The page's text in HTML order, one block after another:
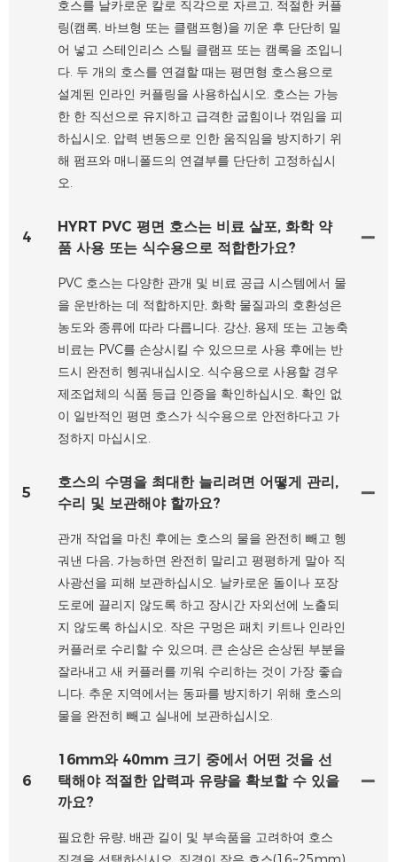
호스를 날카로운 칼로 직각으로 자르고, 적절한 커플
링(캠록, 바브형 또는 클램프형)을 끼운 후 단단히 밀
어 넣고 스테인리스 스틸 클램프 또는 캠록을 조입니
다. 두 개의 호스를 연결할 때는 평면형 호스용으로
설계된 인라인 커플링을 사용하십시오. 호스는 가능
한 한 직선으로 유지하고 급격한 굽힘이나 꺾임을 피
하십시오. 압력 변동으로 인한 움직임을 방지하기 위
해 펌프와 매니폴드의 연결부를 단단히 고정하십시
오.
4
HYRT PVC 평면 호스는 비료 살포, 화학 약
품 사용 또는 식수용으로 적합한가요?
PVC 호스는 다양한 관개 및 비료 공급 시스템에서 물
을 운반하는 데 적합하지만, 화학 물질과의 호환성은
농도와 종류에 따라 다릅니다. 강산, 용제 또는 고농축
비료는 PVC를 손상시킬 수 있으므로 사용 후에는 반
드시 완전히 헹궈내십시오. 식수용으로 사용할 경우
제조업체의 식품 등급 인증을 확인하십시오. 확인 없
이 일반적인 평면 호스가 식수용으로 안전하다고 가
정하지 마십시오.
5
호스의 수명을 최대한 늘리려면 어떻게 관리,
수리 및 보관해야 할까요?
관개 작업을 마친 후에는 호스의 물을 완전히 빼고 헹
궈낸 다음, 가능하면 완전히 말리고 평평하게 말아 직
사광선을 피해 보관하십시오. 날카로운 돌이나 포장
도로에 끌리지 않도록 하고 장시간 자외선에 노출되
지 않도록 하십시오. 작은 구멍은 패치 키트나 인라인
커플러로 수리할 수 있으며, 큰 손상은 손상된 부분을
잘라내고 새 커플러를 끼워 수리하는 것이 가장 좋습
니다. 추운 지역에서는 동파를 방지하기 위해 호스의
물을 완전히 빼고 실내에 보관하십시오.
6
16mm와 40mm 크기 중에서 어떤 것을 선
택해야 적절한 압력과 유량을 확보할 수 있을
까요?
필요한 유량, 배관 길이 및 부속품을 고려하여 호스